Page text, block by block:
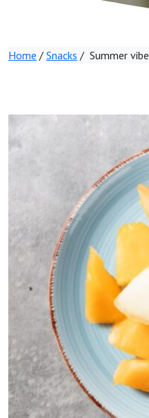
Home / Snacks / Summer vibe